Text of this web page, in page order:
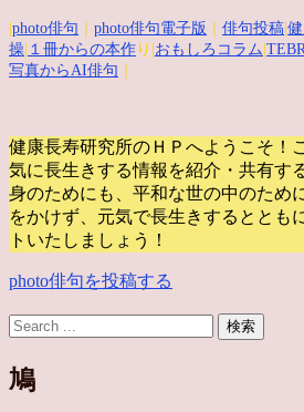
photo俳句 photo俳句電子版 俳句投稿
操 １冊からの本作 り| おもしろコラム
写真からAI俳句
健康長寿研究所のＨＰへようこそ！
気に長生きする情報を紹介・共有す
身のためにも、平和な世の中のため
をかけず、元気で長生きするととも
トいたしましょう！
photo俳句を投稿する
鳩